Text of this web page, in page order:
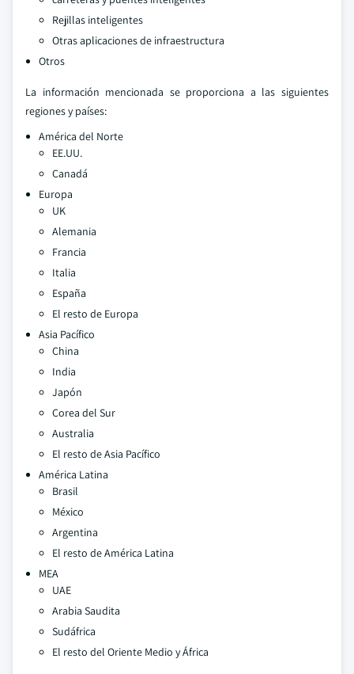
Rejillas inteligentes
Otras aplicaciones de infraestructura
Otros
La información mencionada se proporciona a las siguientes
regiones y países:
América del Norte
EE.UU.
Canadá
Europa
UK
Alemania
Francia
Italia
España
El resto de Europa
Asia Pacífico
China
India
Japón
Corea del Sur
Australia
El resto de Asia Pacífico
América Latina
Brasil
México
Argentina
El resto de América Latina
MEA
UAE
Arabia Saudita
Sudáfrica
El resto del Oriente Medio y África